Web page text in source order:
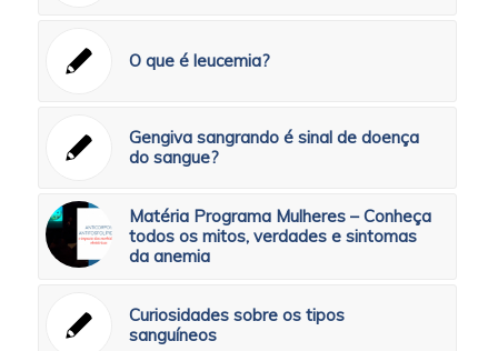
O que é leucemia?
Gengiva sangrando é sinal de doença
do sangue?
Matéria Programa Mulheres – Conheça
todos os mitos, verdades e sintomas
da anemia
Curiosidades sobre os tipos
sanguíneos